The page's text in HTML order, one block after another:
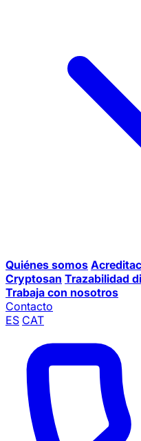
Quiénes somos
Cryptosan Trazabilidad
Trabaja con nosotros
Contacto
ES CAT